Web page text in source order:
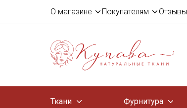
О магазине Покупателям Отзывы
Ткани Фурнитура